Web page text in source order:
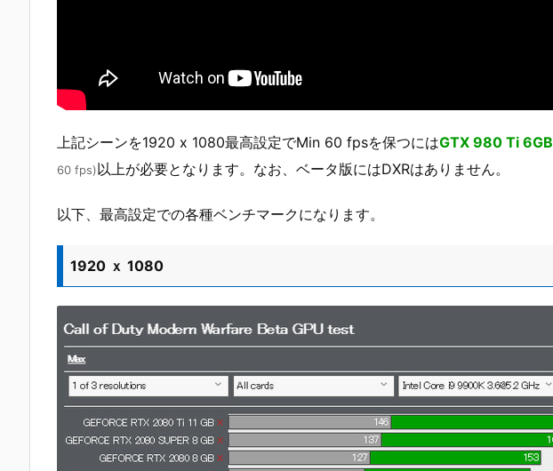
上記シーンを1920 x 1080最高設定でMin 60 fpsを保つにはGTX 980 Ti 6GB
60 fps)以上が必要となります。なお、ベータ版にはDXRはありません。
以下、最高設定での各種ベンチマークになります。
1920 ｘ 1080